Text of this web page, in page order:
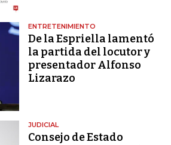
ENTRETENIMIENTO
De la Espriella lamentó
la partida del locutor y
presentador Alfonso
Lizarazo
JUDICIAL
Consejo de Estado